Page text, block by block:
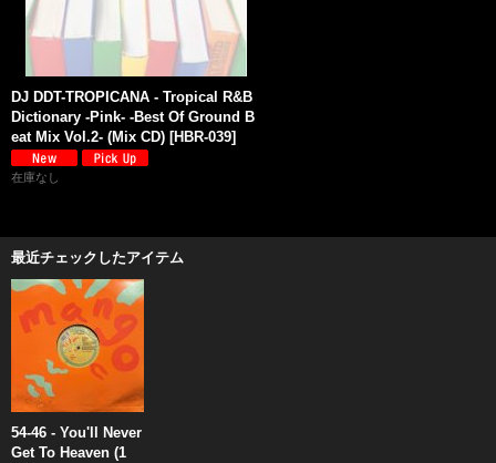
DJ DDT-TROPICANA - Tropical R&B
Dictionary -Pink- -Best Of Ground B
eat Mix Vol.2- (Mix CD) [HBR-039]
在庫なし
最近チェックしたアイテム
54-46 - You'll Never
Get To Heaven (1